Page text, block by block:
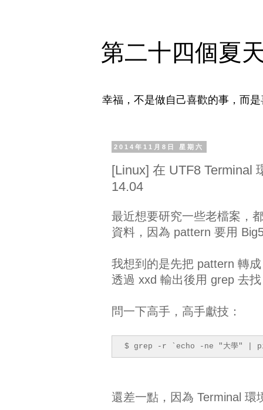
第二十四個夏
幸福，不是做自己喜歡的事，而
2014年11月8日 星期六
[Linux] 在 UTF8 Terminal
14.04
最近想要研究一些老檔案，
資料，因為 pattern 要用
我想到的是先把 pattern 轉
透過 xxd 輸出後用 grep 去
問一下高手，高手獻技：
$ grep -r `echo -ne "大學"
還差一點，因為 Terminal 環